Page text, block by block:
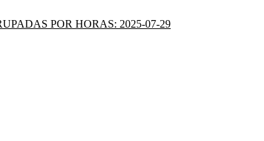
POR HORAS: 2025-07-29